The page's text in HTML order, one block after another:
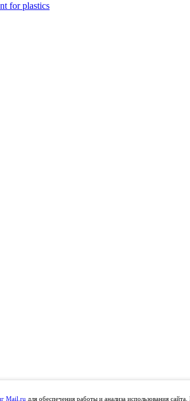
for plastics
Mail.ru для обеспечения работы и анализа использования